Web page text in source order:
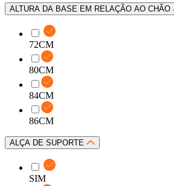
ALTURA DA BASE EM RELAÇÃO AO CHÃO
72CM
80CM
84CM
86CM
ALÇA DE SUPORTE
SIM